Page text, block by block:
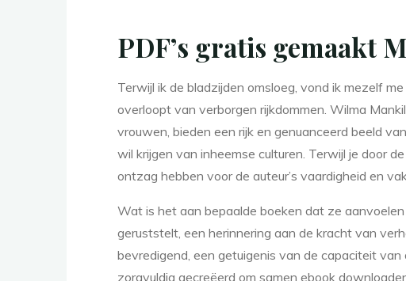
PDF’s gratis gemaakt
Terwijl ik de bladzijden omsloeg, vond ik mezelf
overloopt van verborgen rijkdommen. Wilma
vrouwen, bieden een rijk en genuanceerd beeld
wil krijgen van inheemse culturen. Terwijl je door
ontzag hebben voor de auteur’s vaardigheid en
Wat is het aan bepaalde boeken dat ze
geruststelt, een herinnering aan de kracht van
bevredigend, een getuigenis van de capaciteit
zorgvuldig gecreëerd om samen ebook